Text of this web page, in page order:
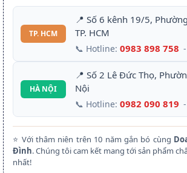
TP. HCM
📍 Số 6 kênh 19/5,
TP. HCM
📞 Hotline: 0983 898 758 -
HÀ NỘI
📍 Số 2 Lê Đức Thọ,
Nội
📞 Hotline: 0982 090 819 -
⭐ Với thâm niên trên 10 năm gắn bó cùng
Đình. Chúng tôi cam kết mang tới sản phẩm
nhất!